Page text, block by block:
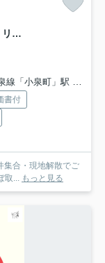
【新築】大泉町仙石第6 １号棟(全５棟) リーブルガーデン 新築建売分譲
小泉町」駅 徒歩43分
書付
集合・現地解散でご
取...
もっと見る